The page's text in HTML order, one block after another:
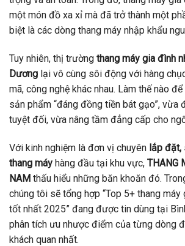
một món đồ xa xỉ mà đã trở thành một
biệt là các dòng thang máy nhập khẩu
Tuy nhiên, thị trường thang máy gia đình
Dương lại vô cùng sôi động với hàng
mã, công nghệ khác nhau. Làm thế nào
sản phẩm “đáng đồng tiền bát gạo”, vừa
tuyệt đối, vừa nâng tầm đẳng cấp cho
Với kinh nghiệm là đơn vị chuyên lắp đặt,
thang máy hàng đầu tại khu vực, THANG
NAM thấu hiểu những băn khoăn đó.
chúng tôi sẽ tổng hợp “Top 5+ thang
tốt nhất 2025” đang được tin dùng tại
phân tích ưu nhược điểm của từng dòng
khách quan nhất.